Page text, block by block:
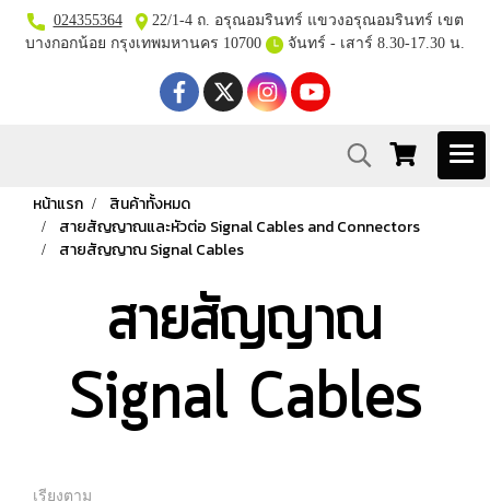
024355364
22/1-4 ถ. อรุณอมรินทร์ แขวงอรุณอมรินทร์ เขต
บางกอกน้อย กรุงเทพมหานคร 10700
จันทร์ - เสาร์ 8.30-17.30 น.
หน้าแรก
สินค้าทั้งหมด
สายสัญญาณและหัวต่อ Signal Cables and Connectors
สายสัญญาณ Signal Cables
สายสัญญาณ
Signal Cables
เรียงตาม